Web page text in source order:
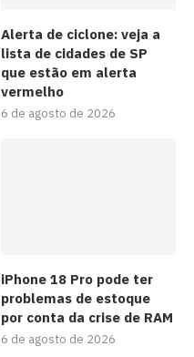
Alerta de ciclone: veja a
lista de cidades de SP
que estão em alerta
vermelho
6 de agosto de 2026
iPhone 18 Pro pode ter
problemas de estoque
por conta da crise de RAM
6 de agosto de 2026